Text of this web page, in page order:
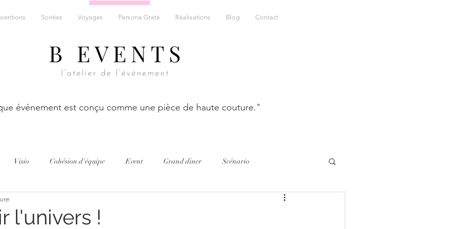
Soirées Voyages Persona Grata Réalisations Blog Contact
événement est conçu comme une pièce de haute couture."
Visio Cohésion d'équipe Event Grand diner Scénario
l'univers !